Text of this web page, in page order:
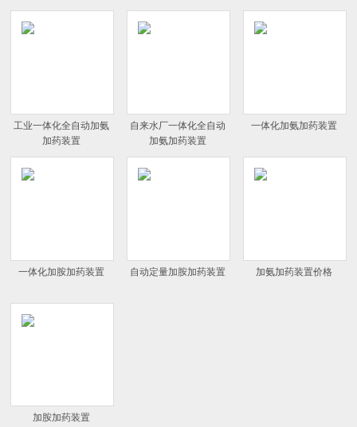
工业一体化全自动加氨
加药装置
自来水厂一体化全自动
加氨加药装置
一体化加氨加药装置
一体化加胺加药装置 自动定量加胺加药装置 加氨加药装置价格
加胺加药装置